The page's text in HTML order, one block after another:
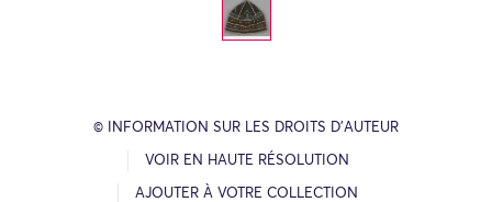
© INFORMATION SUR LES DROITS D’AUTEUR
VOIR EN HAUTE RÉSOLUTION
AJOUTER À VOTRE COLLECTION